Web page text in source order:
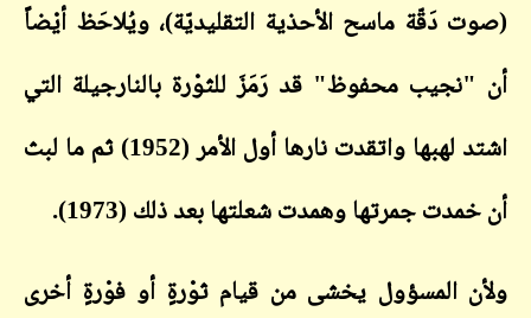
(صوت دَقّة ماسح الأحذية التقليديّة)، ويُلاحَظ أيْضاً
أن "نجيب محفوظ" قد رَمَزَ للثوْرة بالنارجيلة التي
اشتد لهبها واتقدت نارها أول الأمر (1952) ثم ما لبث
أن خمدت جمرتها وهمدت شعلتها بعد ذلك (1973).
ولأن المسؤول يخشى من قيام ثوْرةٍ أو فوْرةٍ أخرى